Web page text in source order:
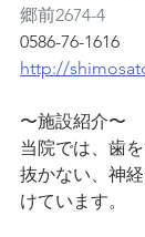
郷前2674-4
0586-76-1616
http://
〜施設紹介〜
当院では、歯
抜かない、神
けています。